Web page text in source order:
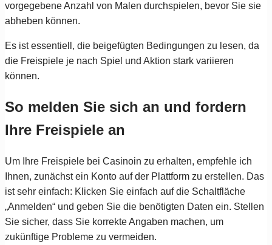
vorgegebene Anzahl von Malen durchspielen, bevor Sie sie
abheben können.
Es ist essentiell, die beigefügten Bedingungen zu lesen, da
die Freispiele je nach Spiel und Aktion stark variieren
können.
So melden Sie sich an und fordern
Ihre Freispiele an
Um Ihre Freispiele bei Casinoin zu erhalten, empfehle ich
Ihnen, zunächst ein Konto auf der Plattform zu erstellen. Das
ist sehr einfach: Klicken Sie einfach auf die Schaltfläche
„Anmelden“ und geben Sie die benötigten Daten ein. Stellen
Sie sicher, dass Sie korrekte Angaben machen, um
zukünftige Probleme zu vermeiden.